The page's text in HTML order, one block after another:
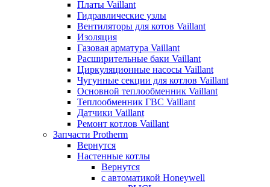
Платы Vaillant
Гидравлические узлы
Вентиляторы для котов Vaillant
Изоляция
Газовая арматура Vaillant
Расширительные баки Vaillant
Циркуляционные насосы Vaillant
Чугунные секции для котлов Vaillant
Основной теплообменник Vaillant
Теплообменник ГВС Vaillant
Датчики Vaillant
Ремонт котлов Vaillant
Запчасти Protherm
Вернутся
Настенные котлы
Вернутся
с автоматикой Honeywell